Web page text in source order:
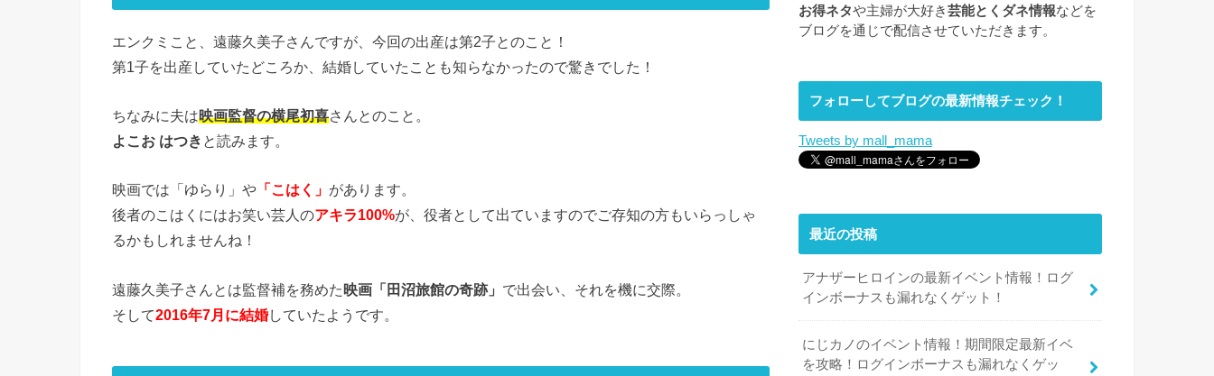
エンクミこと、遠藤久美子さんですが、今回の出産は第2子とのこと！
第1子を出産していたどころか、結婚していたことも知らなかったので驚きでした！
ちなみに夫は映画監督の横尾初喜さんとのこと。
よこお はつき と読みます。
映画では「ゆらり」や 「こはく」 があります。
後者のこはくにはお笑い芸人のアキラ100%が、役者として出ていますのでご存知の方もいらっしゃ
るかもしれませんね！
遠藤久美子さんとは監督補を務めた映画「田沼旅館の奇跡」 で出会い、それを機に交際。
そして2016年7月に結婚していたようです。
お得ネタや主婦が大好き芸能とくダネ情報などを
ブログを通じで配信させていただきます。
フォローしてブログの最新情報チェック！
Tweets by mall_mama
最近の投稿
アナザーヒロインの最新イベント情報！ログ
インボーナスも漏れなくゲット！
にじカノのイベント情報！期間限定最新イベ
を攻略！ログインボーナスも漏れなくゲッ